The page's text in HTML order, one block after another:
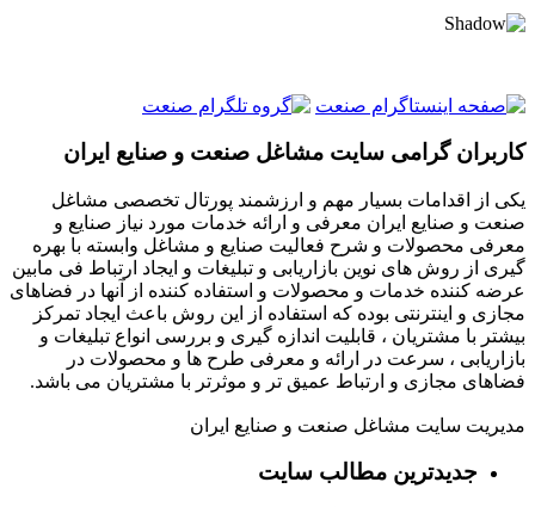
کاربران گرامی سایت مشاغل صنعت و صنایع ایران
یکی از اقدامات بسیار مهم و ارزشمند پورتال تخصصی مشاغل
صنعت و صنایع ایران معرفی و ارائه خدمات مورد نیاز صنایع و
معرفی محصولات و شرح فعالیت صنایع و مشاغل وابسته با بهره
گیری از روش های نوین بازاریابی و تبلیغات و ایجاد ارتباط فی مابین
عرضه کننده خدمات و محصولات و استفاده کننده از آنها در فضاهای
مجازی و اینترنتی بوده که استفاده از این روش باعث ایجاد تمرکز
بیشتر با مشتریان ، قابلیت اندازه گیری و بررسی انواع تبلیغات و
بازاریابی ، سرعت در ارائه و معرفی طرح ها و محصولات در
فضاهای مجازی و ارتباط عمیق تر و موثرتر با مشتریان می باشد.
مدیریت سایت مشاغل صنعت و صنایع ایران
جدیدترین مطالب سایت